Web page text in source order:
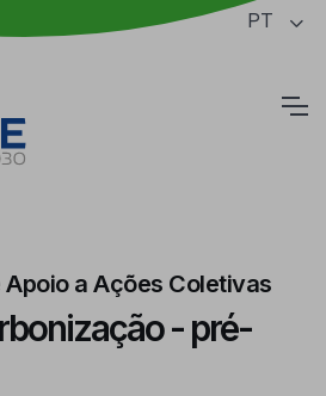
da página PT
Apoio a Ações Coletivas
- pré-